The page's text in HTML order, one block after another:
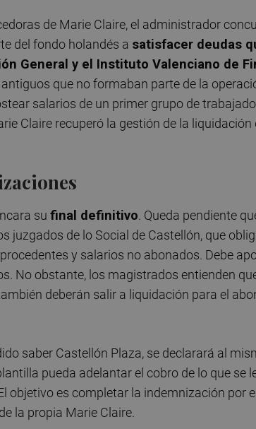
de Marie Claire, el administrador
del fondo holandés a satisfacer deudas
General y el Instituto Valenciano de
que no formaban parte de la
salarios de un primer grupo de
Claire recuperó la gestión de la
su final definitivo. Queda pendiente
juzgados de lo Social de Castellón, que
y salarios no abonados. Debe
No obstante, los magistrados entienden
deberán salir a liquidación para el
saber Castellón Plaza, se declarará al
pueda adelantar el cobro de lo que se
objetivo es completar la indemnización por
la propia Marie Claire.